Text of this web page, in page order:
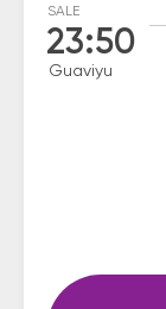
SALE
23:50
Guaviyu